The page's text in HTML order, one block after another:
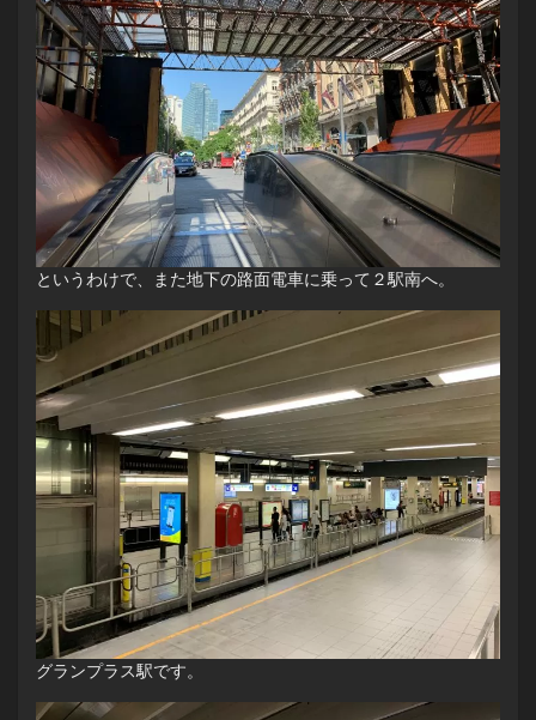
というわけで、また地下の路面電車に乗って２駅南へ。
グランプラス駅です。